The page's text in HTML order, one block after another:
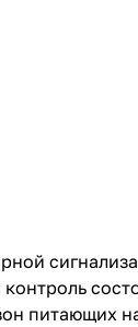
питающих